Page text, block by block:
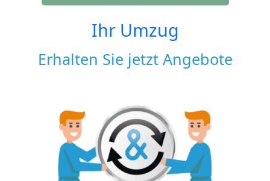
Ihr Umzug
Erhalten Sie jetzt Angebote